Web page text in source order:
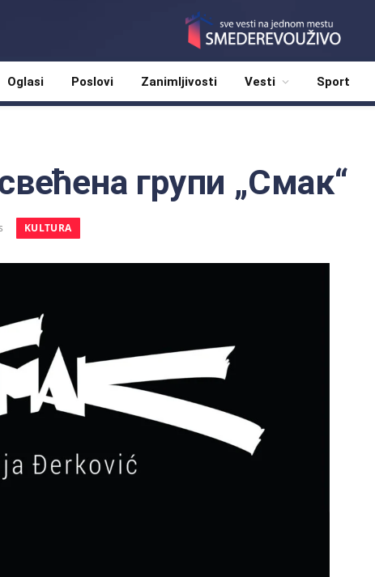
Oglasi Poslovi Zanimljivosti Vesti Sport
групи „Смак“
KULTURA